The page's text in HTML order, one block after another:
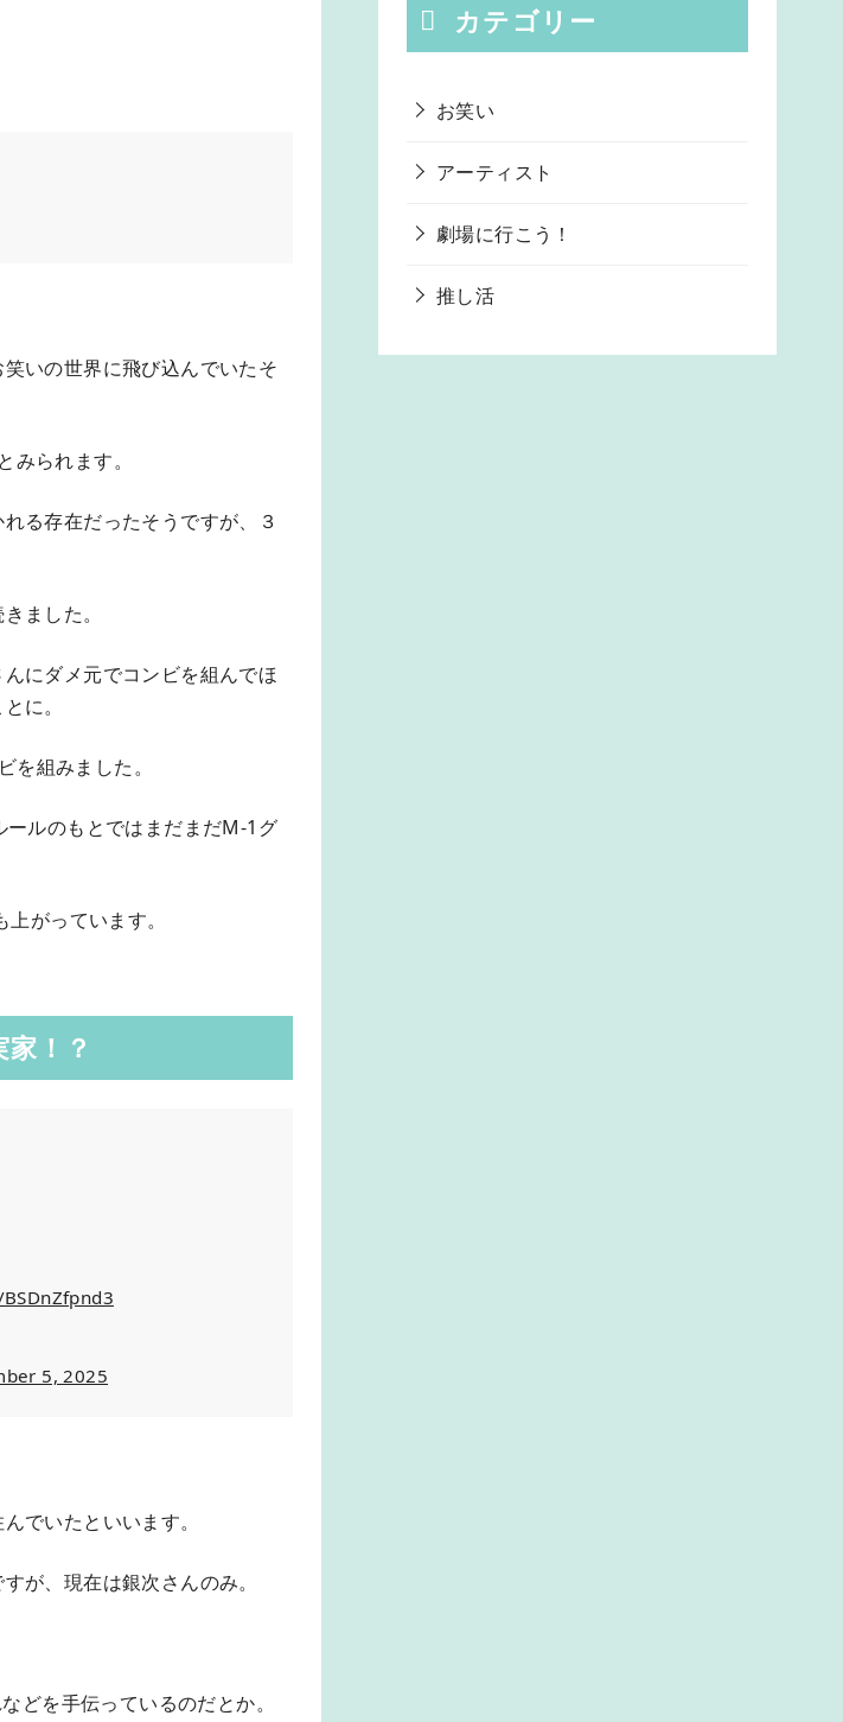
いの世界に飛び込んでいたそ
られます。
る存在だったそうですが、３
ました。
にダメ元でコンビを組んでほ
に。
組みました。
ルのもとではまだまだM-1グ
がっています。
！？
5, 2025
でいたといいます。
が、現在は銀次さんのみ。
どを手伝っているのだとか。
カテゴリー
お笑い
アーティスト
劇場に行こう！
推し活